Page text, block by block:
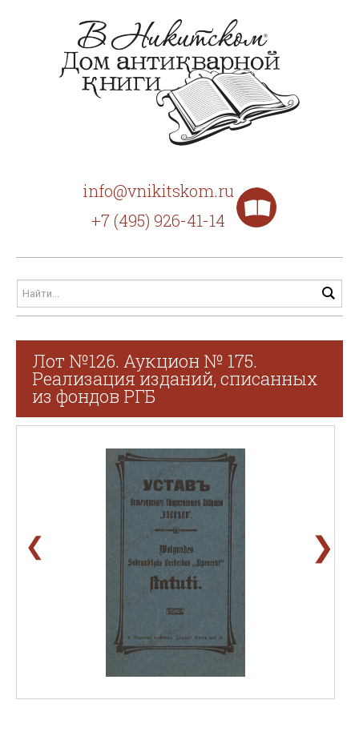
info@vnikitskom.ru
+7 (495) 926-41-14
Лот №126. Аукцион № 175.
Реализация изданий, списанных
из фондов РГБ
❮ ❯